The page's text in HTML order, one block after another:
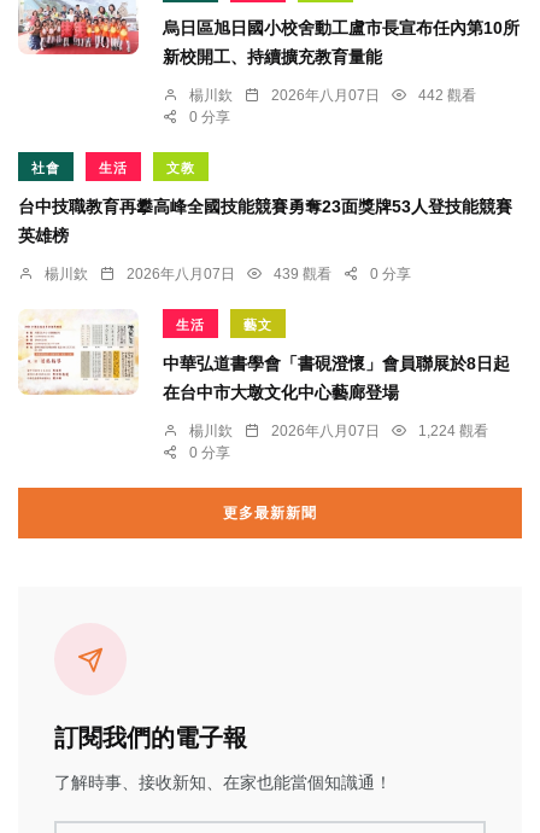
烏日區旭日國小校舍動工盧市長宣布任內第10所
新校開工、持續擴充教育量能
楊川欽 2026年八月07日
442 觀看
0 分享
社會 生活 文教
台中技職教育再攀高峰全國技能競賽勇奪23面獎牌53人登技能競賽
英雄榜
楊川欽 2026年八月07日 439 觀看 0 分享
生活 藝文
中華弘道書學會「書硯澄懷」會員聯展於8日起
在台中市大墩文化中心藝廊登場
楊川欽 2026年八月07日
1,224 觀看
0 分享
更多最新新聞
訂閱我們的電子報
了解時事、接收新知、在家也能當個知識通！